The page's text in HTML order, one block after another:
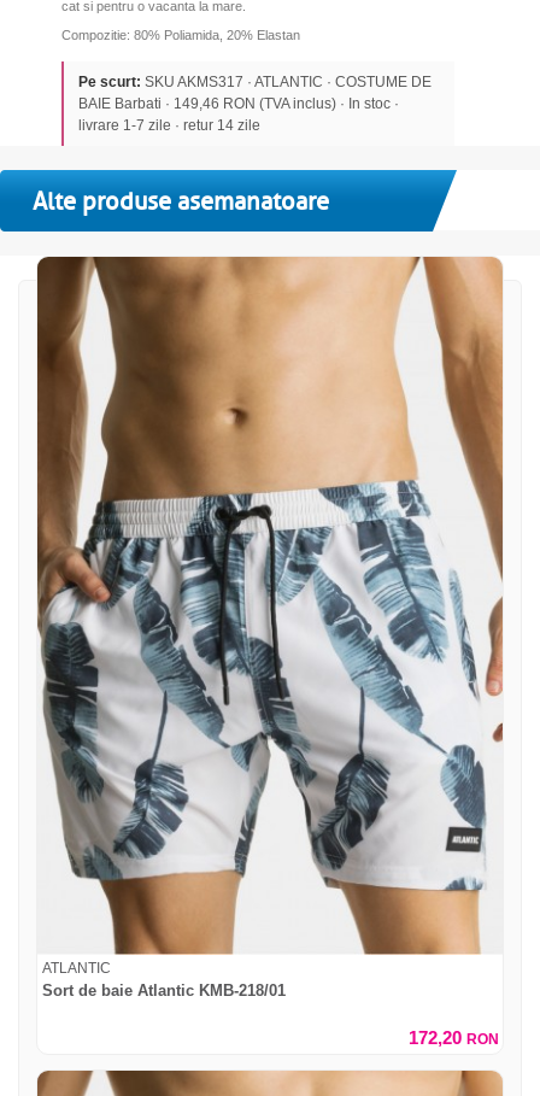
cat si pentru o vacanta la mare.
Compozitie: 80% Poliamida, 20% Elastan
Pe scurt: SKU AKMS317 · ATLANTIC · COSTUME DE
BAIE Barbati · 149,46 RON (TVA inclus) · In stoc ·
livrare 1-7 zile · retur 14 zile
Alte produse asemanatoare
ATLANTIC
Sort de baie Atlantic KMB-218/01
172,20 RON